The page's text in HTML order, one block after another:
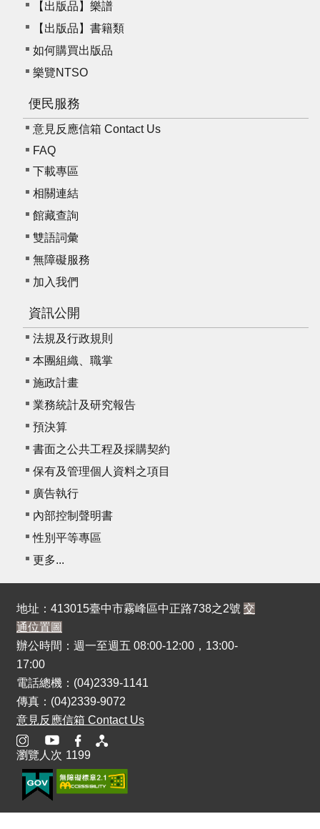
【出版品】樂譜
【出版品】書籍類
如何購買出版品
樂覽NTSO
便民服務
意見反應信箱 Contact Us
FAQ
下載專區
相關連結
館藏查詢
雙語詞彙
無障礙服務
加入我們
資訊公開
法規及行政規則
本團組織、職掌
施政計畫
業務統計及研究報告
預決算
書面之公共工程及採購契約
保有及管理個人資料之項目
廣告執行
內部控制聲明書
性別平等專區
更多...
地址：413015臺中市霧峰區中正路738之2號 交
通位置圖
辦公時間：週一至週五 08:00-12:00，13:00-
17:00
電話總機：(04)2339-1141
傳真：(04)2339-9072
意見反應信箱 Contact Us
瀏覽人次 1199